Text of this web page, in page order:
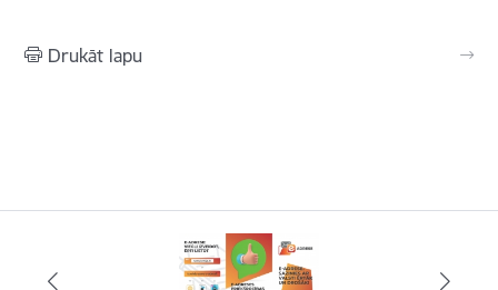
Drukāt lapu